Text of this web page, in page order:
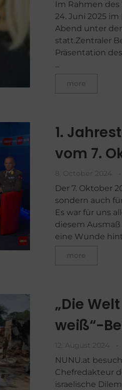
Im Rahmen
24. Juni 2025
Abend unter
statt.Zentraler
Präsentation
...
more
1.
vom 7.
8. October 2024
Der 7. Oktober
sondern auch
Es war für uns
diesem
eine Wunde
more
„Die
weiß“-
12. August 2024
NUNU.at
Chefredakteur
israelische